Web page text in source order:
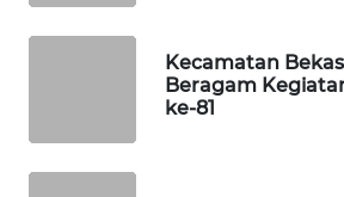
Kecamatan
Beragam
ke-81
SIDIKALANG